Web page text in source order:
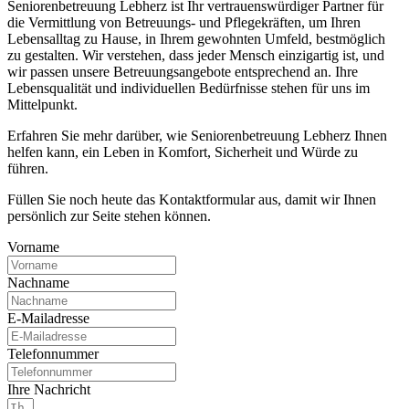
Seniorenbetreuung Lebherz ist Ihr vertrauenswürdiger Partner für
die Vermittlung von Betreuungs- und Pflegekräften, um Ihren
Lebensalltag zu Hause, in Ihrem gewohnten Umfeld, bestmöglich
zu gestalten. Wir verstehen, dass jeder Mensch einzigartig ist, und
wir passen unsere Betreuungsangebote entsprechend an. Ihre
Lebensqualität und individuellen Bedürfnisse stehen für uns im
Mittelpunkt.
Erfahren Sie mehr darüber, wie Seniorenbetreuung Lebherz Ihnen
helfen kann, ein Leben in Komfort, Sicherheit und Würde zu
führen.
Füllen Sie noch heute das Kontaktformular aus, damit wir Ihnen
persönlich zur Seite stehen können.
Vorname
Nachname
E-Mailadresse
Telefonnummer
Ihre Nachricht